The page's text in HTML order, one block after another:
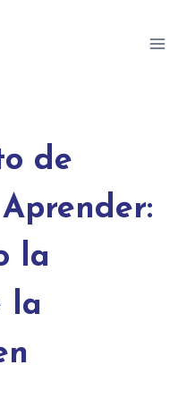
de
la
la